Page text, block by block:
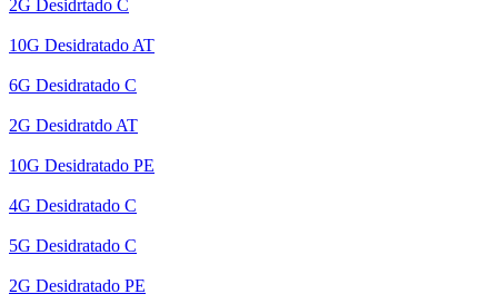
2G Desidrtado C
10G Desidratado AT
6G Desidratado C
2G Desidratdo AT
10G Desidratado PE
4G Desidratado C
5G Desidratado C
2G Desidratado PE